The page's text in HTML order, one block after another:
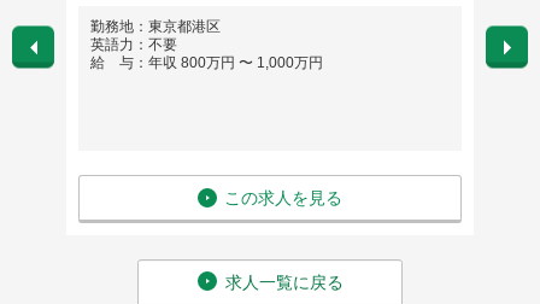
勤務地：東京都港区
英語力：不要
給 与：年収 800万円 〜 1,000万円
この求人を見る
勤務
英語
給
求人一覧に戻る